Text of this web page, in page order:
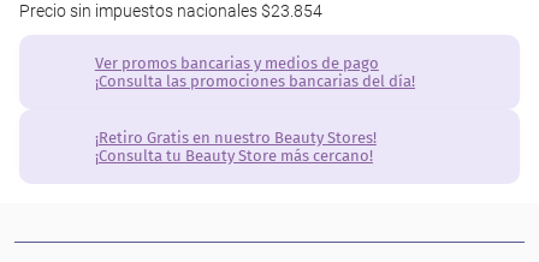
Precio sin impuestos nacionales $23.854
Ver promos bancarias y medios de pago
¡Consulta las promociones bancarias del día!
¡Retiro Gratis en nuestro Beauty Stores!
¡Consulta tu Beauty Store más cercano!